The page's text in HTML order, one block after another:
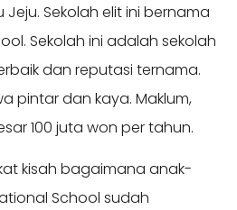
Sekolah elit ini bernama
Sekolah ini adalah sekolah
dan reputasi ternama.
pintar dan kaya. Maklum,
100 juta won per tahun.
kisah bagaimana anak-
School sudah